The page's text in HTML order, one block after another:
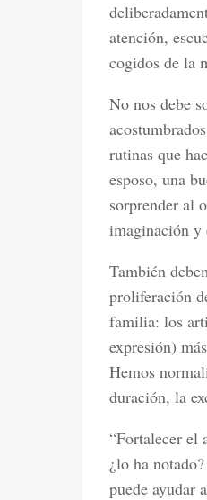
atención,
cogidos de la
No nos debe
rutinas que
esposo, una
sorprender al
imaginación y
También
proliferación
familia: los
expresión)
Hemos
duración, la
“Fortalecer el
¿lo ha
puede ayudar